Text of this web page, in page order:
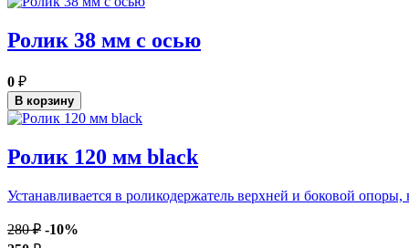
Ролик 38 мм с осью
0 ₽
В корзину
Ролик 120 мм black
Устанавливается в роликодержатель верхней и боковой
280 ₽ -10%